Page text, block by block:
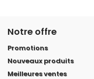
Notre offre
Promotions
Nouveaux produits
Meilleures ventes